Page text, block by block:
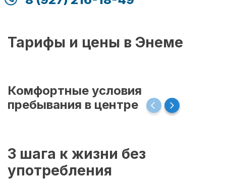
Тарифы и цены в Энеме
Комфортные условия
пребывания в центре
3 шага к жизни без
употребления